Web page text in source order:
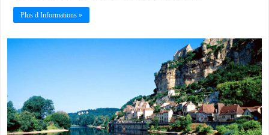
Plus d Informations »